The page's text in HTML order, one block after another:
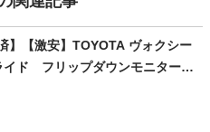
】【激安】TOYOTA ヴォクシー
イド フリップダウンモニター
左Fバンパーキズ外れ 別途車